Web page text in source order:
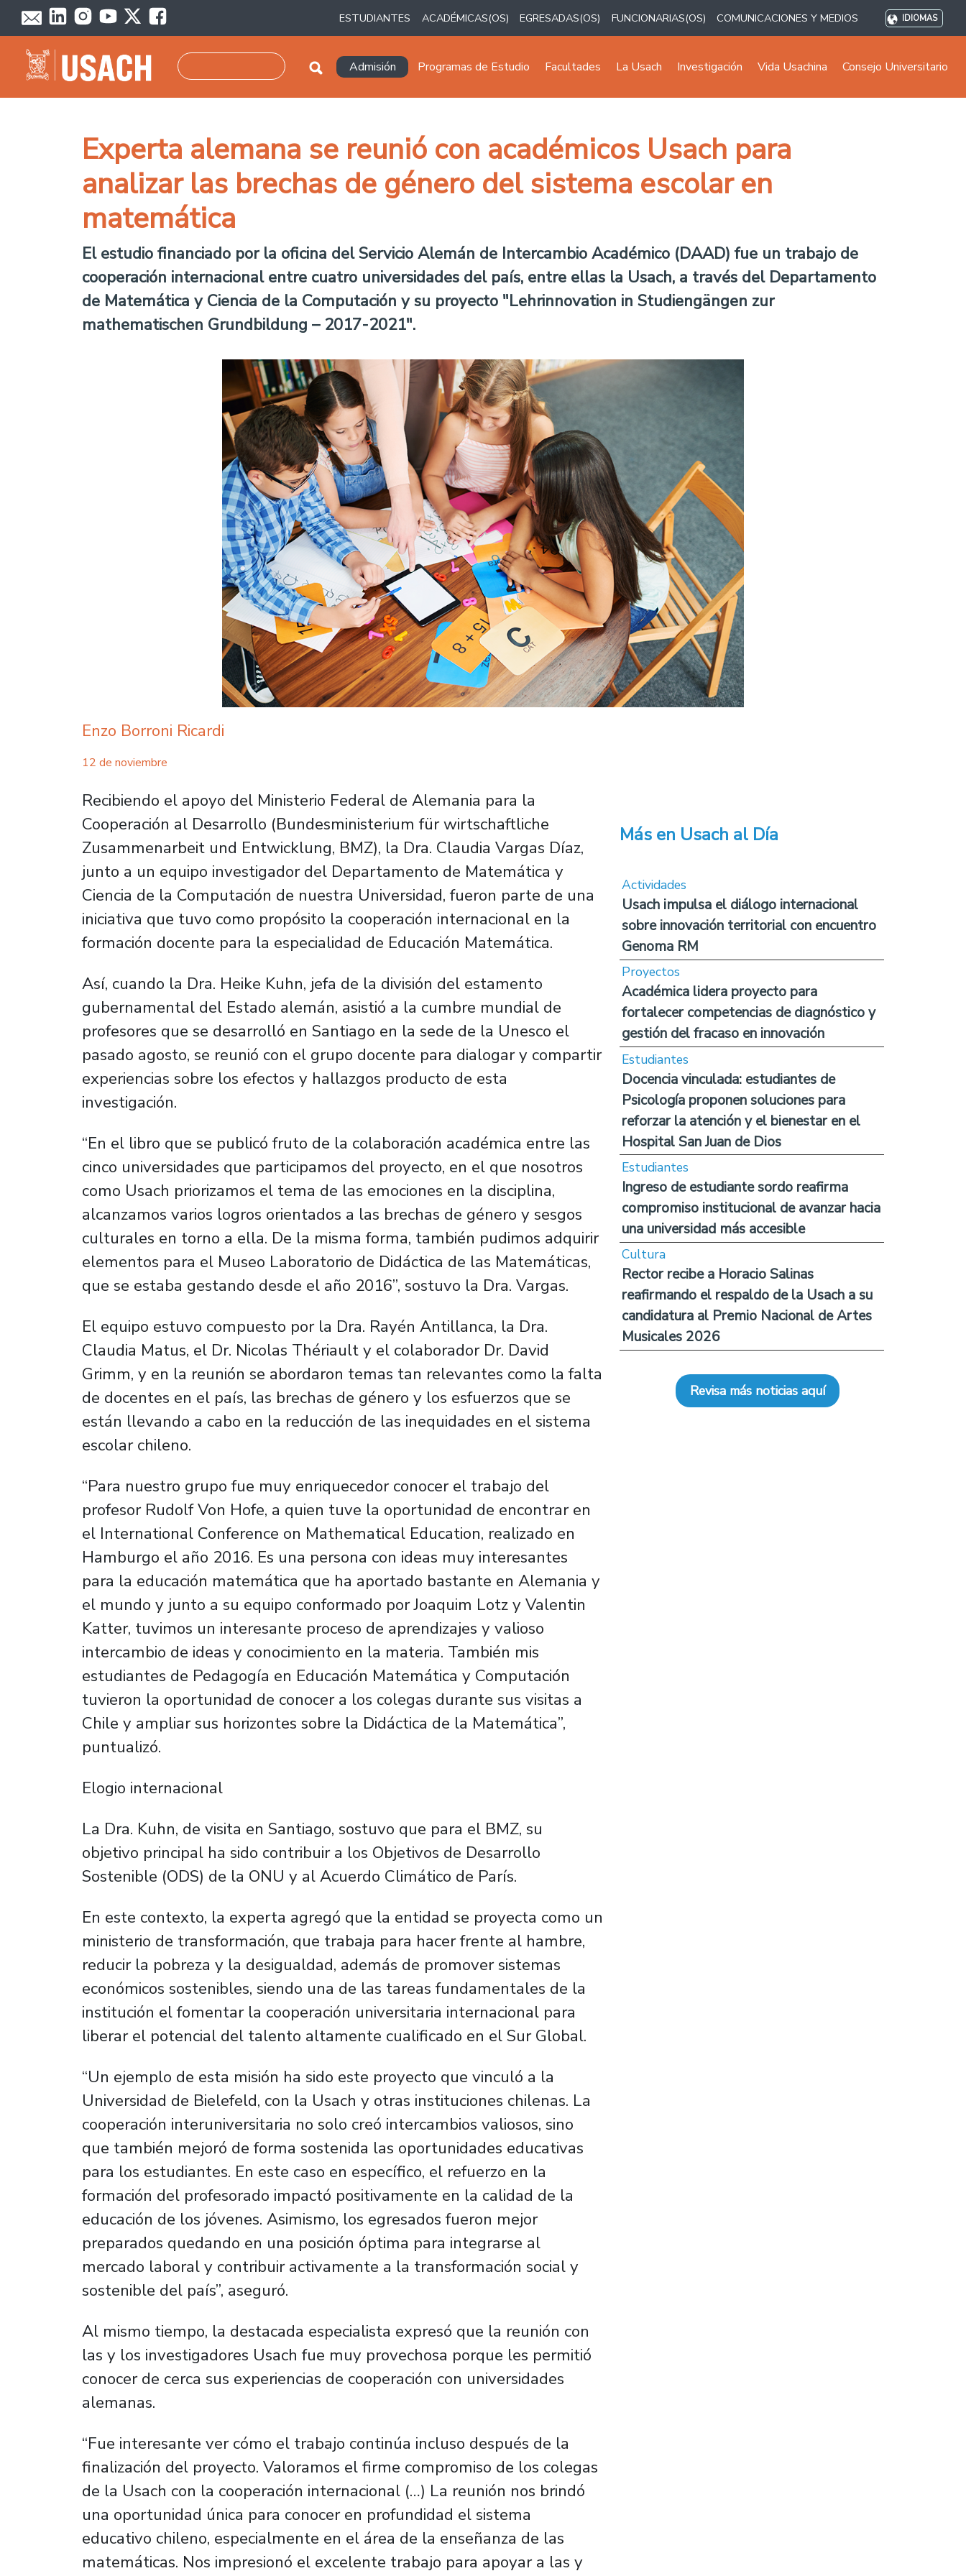
Pasar al contenido principal
ESTUDIANTES ACADÉMICAS(OS) EGRESADAS(OS) FUNCIONARIAS(OS) COMUNICACIONES Y MEDIOS IDIOMAS
Navegación principal
Admisión Programas de Estudio Facultades La Usach Investigación Vida Usachina Consejo Universitario
Experta alemana se reunió con académicos Usach para
analizar las brechas de género del sistema escolar en
matemática
El estudio financiado por la oficina del Servicio Alemán de Intercambio Académico (DAAD) fue un trabajo de
cooperación internacional entre cuatro universidades del país, entre ellas la Usach, a través del Departamento
de Matemática y Ciencia de la Computación y su proyecto "Lehrinnovation in Studiengängen zur
mathematischen Grundbildung – 2017-2021".
Enzo Borroni Ricardi
12 de noviembre
Recibiendo el apoyo del Ministerio Federal de Alemania para la
Cooperación al Desarrollo (Bundesministerium für wirtschaftliche
Zusammenarbeit und Entwicklung, BMZ), la Dra. Claudia Vargas Díaz,
junto a un equipo investigador del Departamento de Matemática y
Ciencia de la Computación de nuestra Universidad, fueron parte de una
iniciativa que tuvo como propósito la cooperación internacional en la
formación docente para la especialidad de Educación Matemática.
Así, cuando la Dra. Heike Kuhn, jefa de la división del estamento
gubernamental del Estado alemán, asistió a la cumbre mundial de
profesores que se desarrolló en Santiago en la sede de la Unesco el
pasado agosto, se reunió con el grupo docente para dialogar y compartir
experiencias sobre los efectos y hallazgos producto de esta
investigación.
“En el libro que se publicó fruto de la colaboración académica entre las
cinco universidades que participamos del proyecto, en el que nosotros
como Usach priorizamos el tema de las emociones en la disciplina,
alcanzamos varios logros orientados a las brechas de género y sesgos
culturales en torno a ella. De la misma forma, también pudimos adquirir
elementos para el Museo Laboratorio de Didáctica de las Matemáticas,
que se estaba gestando desde el año 2016”, sostuvo la Dra. Vargas.
El equipo estuvo compuesto por la Dra. Rayén Antillanca, la Dra.
Claudia Matus, el Dr. Nicolas Thériault y el colaborador Dr. David
Grimm, y en la reunión se abordaron temas tan relevantes como la falta
de docentes en el país, las brechas de género y los esfuerzos que se
están llevando a cabo en la reducción de las inequidades en el sistema
escolar chileno.
“Para nuestro grupo fue muy enriquecedor conocer el trabajo del
profesor Rudolf Von Hofe, a quien tuve la oportunidad de encontrar en
el International Conference on Mathematical Education, realizado en
Hamburgo el año 2016. Es una persona con ideas muy interesantes
para la educación matemática que ha aportado bastante en Alemania y
el mundo y junto a su equipo conformado por Joaquim Lotz y Valentin
Katter, tuvimos un interesante proceso de aprendizajes y valioso
intercambio de ideas y conocimiento en la materia. También mis
estudiantes de Pedagogía en Educación Matemática y Computación
tuvieron la oportunidad de conocer a los colegas durante sus visitas a
Chile y ampliar sus horizontes sobre la Didáctica de la Matemática”,
puntualizó.
Elogio internacional
La Dra. Kuhn, de visita en Santiago, sostuvo que para el BMZ, su
objetivo principal ha sido contribuir a los Objetivos de Desarrollo
Sostenible (ODS) de la ONU y al Acuerdo Climático de París.
En este contexto, la experta agregó que la entidad se proyecta como un
ministerio de transformación, que trabaja para hacer frente al hambre,
reducir la pobreza y la desigualdad, además de promover sistemas
económicos sostenibles, siendo una de las tareas fundamentales de la
institución el fomentar la cooperación universitaria internacional para
liberar el potencial del talento altamente cualificado en el Sur Global.
“Un ejemplo de esta misión ha sido este proyecto que vinculó a la
Universidad de Bielefeld, con la Usach y otras instituciones chilenas. La
cooperación interuniversitaria no solo creó intercambios valiosos, sino
que también mejoró de forma sostenida las oportunidades educativas
para los estudiantes. En este caso en específico, el refuerzo en la
formación del profesorado impactó positivamente en la calidad de la
educación de los jóvenes. Asimismo, los egresados fueron mejor
preparados quedando en una posición óptima para integrarse al
mercado laboral y contribuir activamente a la transformación social y
sostenible del país”, aseguró.
Al mismo tiempo, la destacada especialista expresó que la reunión con
las y los investigadores Usach fue muy provechosa porque les permitió
conocer de cerca sus experiencias de cooperación con universidades
alemanas.
“Fue interesante ver cómo el trabajo continúa incluso después de la
finalización del proyecto. Valoramos el firme compromiso de los colegas
de la Usach con la cooperación internacional (…) La reunión nos brindó
una oportunidad única para conocer en profundidad el sistema
educativo chileno, especialmente en el área de la enseñanza de las
matemáticas. Nos impresionó el excelente trabajo para apoyar a las y
Más en Usach al Día
Actividades
Usach impulsa el diálogo internacional
sobre innovación territorial con encuentro
Genoma RM
Proyectos
Académica lidera proyecto para
fortalecer competencias de diagnóstico y
gestión del fracaso en innovación
Estudiantes
Docencia vinculada: estudiantes de
Psicología proponen soluciones para
reforzar la atención y el bienestar en el
Hospital San Juan de Dios
Estudiantes
Ingreso de estudiante sordo reafirma
compromiso institucional de avanzar hacia
una universidad más accesible
Cultura
Rector recibe a Horacio Salinas
reafirmando el respaldo de la Usach a su
candidatura al Premio Nacional de Artes
Musicales 2026
Revisa más noticias aquí